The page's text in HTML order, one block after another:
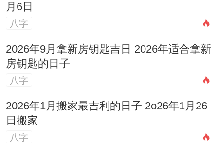
净宅与仪式
式。燃香祈福，或由业主在吉方进行标记性
的敲击，宣告工程正式开始、帮助净化空间
并祈求平安。
吉日与的注意的方位禁忌，确保施工计划与
传统讲究不相违背、避免无意中的冲犯！
月6日
八字
2026年9月拿新房钥匙吉日 2026年适合拿新
房钥匙的日子
八字
2026年1月搬家最吉利的日子 2o26年1月26
日搬家
八字